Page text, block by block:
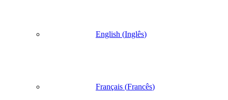
English (Inglês)
Français (Francês)